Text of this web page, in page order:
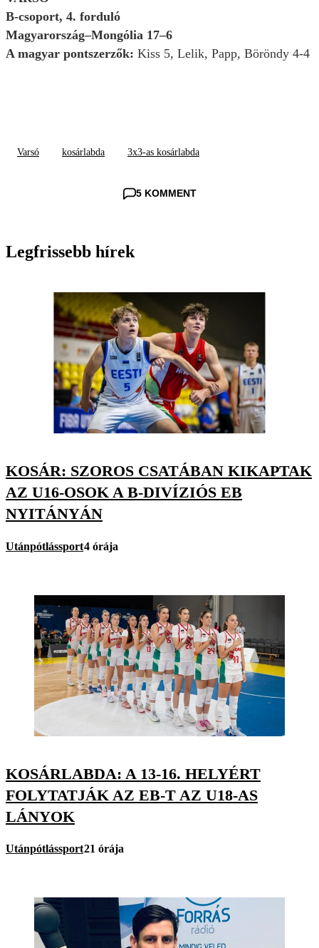
B-csoport, 4. forduló
Magyarország–Mongólia 17–6
A magyar pontszerzők: Kiss 5, Lelik, Papp, Böröndy 4-4
Varsó kosárlabda 3x3-as kosárlabda
5 KOMMENT
Legfrissebb hírek
KOSÁR: SZOROS CSATÁBAN KIKAPTAK
AZ U16-OSOK A B-DIVÍZIÓS EB
NYITÁNYÁN
Utánpótlássport4 órája
KOSÁRLABDA: A 13-16. HELYÉRT
FOLYTATJÁK AZ EB-T AZ U18-AS
LÁNYOK
Utánpótlássport21 órája